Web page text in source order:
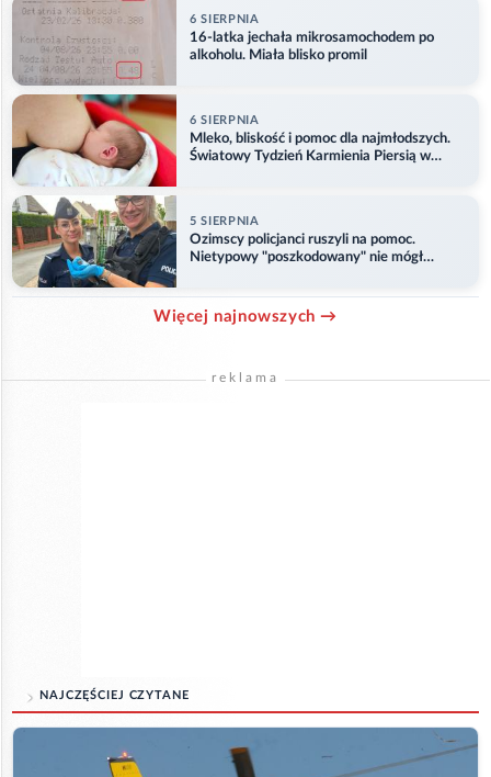
6 SIERPNIA
16-latka jechała mikrosamochodem po
alkoholu. Miała blisko promil
6 SIERPNIA
Mleko, bliskość i pomoc dla najmłodszych.
Światowy Tydzień Karmienia Piersią w
5 SIERPNIA
Ozimscy policjanci ruszyli na pomoc.
Nietypowy "poszkodowany" nie mógł
Więcej najnowszych →
reklama
NAJCZĘŚCIEJ CZYTANE